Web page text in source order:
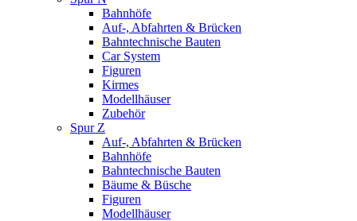
Bahnhöfe
Auf-, Abfahrten & Brücken
Bahntechnische Bauten
Car System
Figuren
Kirmes
Modellhäuser
Zubehör
Spur Z
Auf-, Abfahrten & Brücken
Bahnhöfe
Bahntechnische Bauten
Bäume & Büsche
Figuren
Modellhäuser